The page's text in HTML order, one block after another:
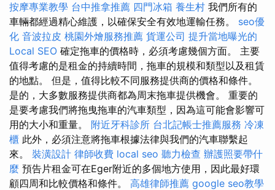
按摩專業教學 台中推拿推薦 四門冰箱 養生村 我們所有的
車輛都經過精心維護，以確保安全有效地運輸任務。 seo優
化 音波拉皮 桃園外燴服務推薦 貨運公司 提升當地曝光的
Local SEO 確定拖車的價格時，必須考慮幾個方面。 主要
值得考慮的是租金的持續時間，拖車的規模和類型以及租賃
的地點。 但是，值得比較不同服務提供商的價格和條件。
是的，大多數服務提供商都為周末拖車提供機會。 重要的
是要考慮我們將拖曳拖車的汽車類型，因為這可能會影響可
用的大小和重量。 附近牙科診所 台北記帳士推薦服務 冷凍
櫃 此外，必須注意將拖車根據法律與我們的汽車聯繫起
來。 裝潢設計 律師收費 local seo 聽力檢查 辦護照要帶什
麼 預告片租金可在Eger附近的多個地方使用，因此最好環
顧四周和比較價格和條件。 高雄律師推薦 google seo教學